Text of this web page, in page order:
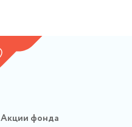
Акции фонда